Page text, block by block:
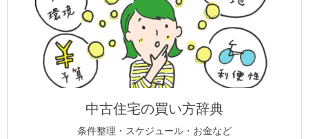
中古住宅の買い方辞典
条件整理・スケジュール・お金など